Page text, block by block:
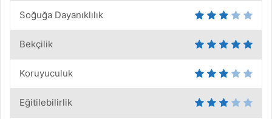
Soğuğa Dayanıklılık
Bekçilik
Koruyuculuk
Eğitilebilirlik